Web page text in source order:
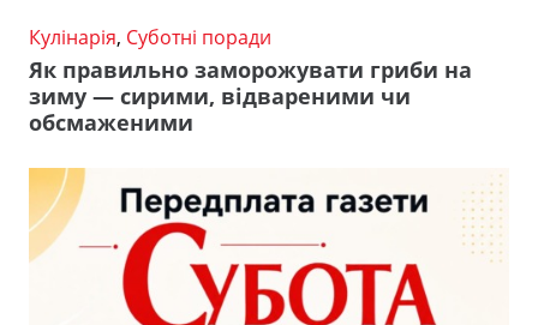
Кулінарія, Суботні поради
Як правильно заморожувати гриби на
зиму — сирими, відвареними чи
обсмаженими